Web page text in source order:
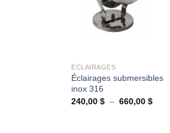
ÉCLAIRAGES
Éclairages submersibles
inox 316
240,00$ – 660,00$Plage